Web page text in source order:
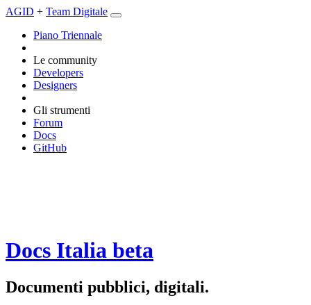
AGID + Team Digitale
Piano Triennale
Le community
Developers
Designers
Gli strumenti
Forum
Docs
GitHub
Docs Italia beta
Documenti pubblici, digitali.